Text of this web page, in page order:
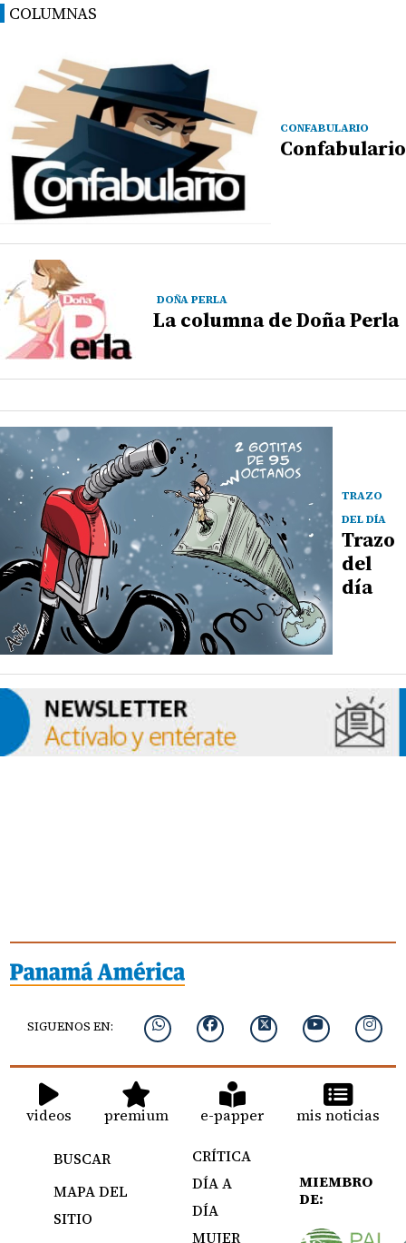
COLUMNAS
CONFABULARIO
Confabulario
DOÑA PERLA
La columna de Doña Perla
TRAZO
DEL DÍA
Trazo
del
día
SIGUENOS EN:
videos premium e-papper mis noticias
BUSCAR
MAPA DEL
SITIO
CRÍTICA
DÍA A
DÍA
MUJER
MIEMBRO
DE: